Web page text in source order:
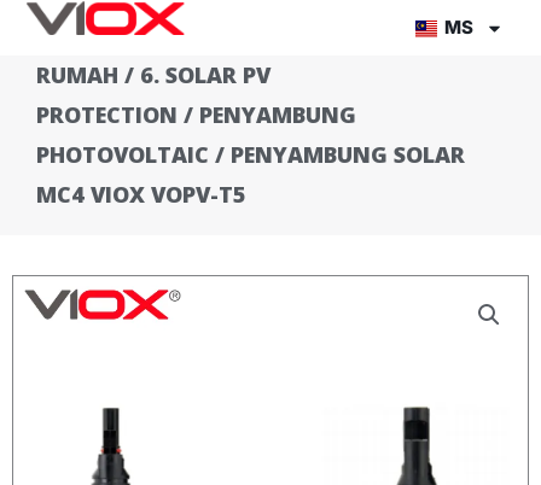
Lompat
kandungan
MS
RUMAH / 6. SOLAR PV
PROTECTION / PENYAMBUNG
PHOTOVOLTAIC / PENYAMBUNG SOLAR
MC4 VIOX VOPV-T5